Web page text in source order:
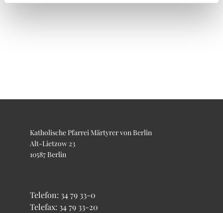
Katholische Pfarrei Märtyrer von Berlin
Alt-Lietzow 23
10587 Berlin
Telefon: 34 79 33-0
Telefax: 34 79 33-20